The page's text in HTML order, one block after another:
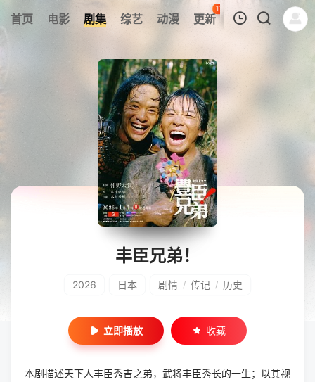
首页 电影 剧集 综艺 动漫 更新
116
热榜 APP
暂无观看影片的记录
丰臣兄弟！
2026 日本 剧情 / 传记 / 历史
立即播放 收藏
本剧描述天下人丰臣秀吉之弟，武将丰臣秀长的一生；以其视